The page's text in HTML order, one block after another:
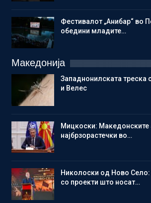
Фестивалот „Анибар“ во
обедини младите…
Македонија
Западнонилската треска
и Велес
Мицкоски:
најбрзорастечки во…
Николоски од Ново
со проекти што носат…